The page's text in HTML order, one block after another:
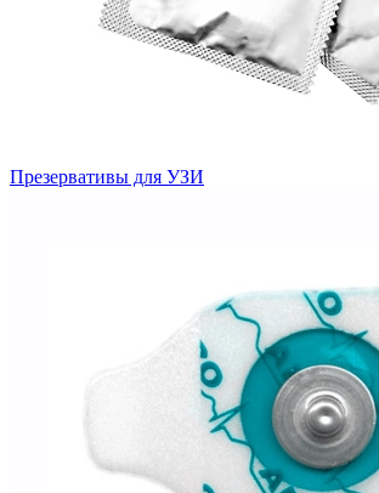
Презервативы для УЗИ